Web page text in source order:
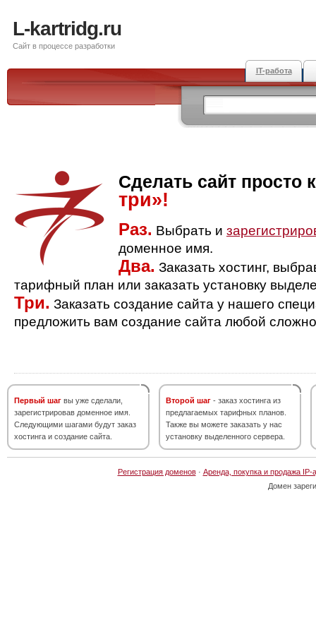
L-kartridg.ru
Сайт в процессе разработки
IT-работа
Сделать сайт просто
три»!
Раз. Выбрать и
доменное имя.
Два. Заказать хостинг,
тарифный план или заказать установку
Три. Заказать создание сайта у нашего
предложить вам создание сайта любой
Первый шаг вы уже сделали,
зарегистрировав доменное имя.
Следующими шагами будут заказ
хостинга и создание сайта.
Второй шаг - заказ хостинга из
предлагаемых тарифных планов.
Также вы можете заказать у нас
установку выделенного сервера.
Регистрация доменов· Аренда, покупка и продажа IP-
Домен